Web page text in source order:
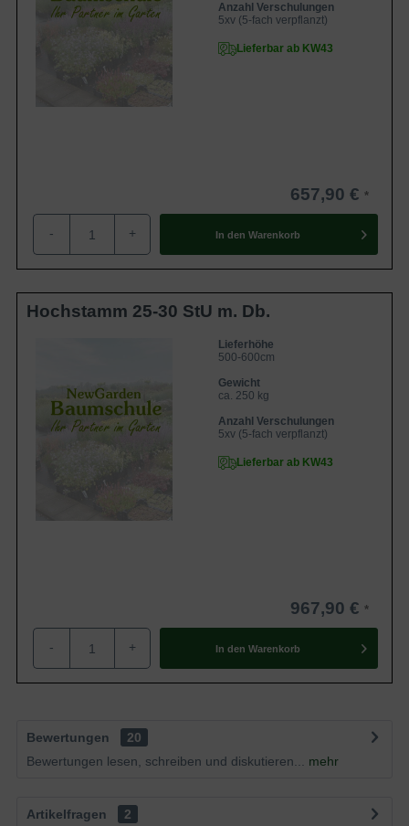
Anzahl Verschulungen
5xv (5-fach verpflanzt)
Lieferbar ab KW43
657,90 €
- + In den Warenkorb
Hochstamm 25-30 StU m. Db.
Lieferhöhe
500-600cm
Gewicht
ca. 250 kg
Anzahl Verschulungen
5xv (5-fach verpflanzt)
Lieferbar ab KW43
967,90 €
- + In den Warenkorb
Bewertungen
20
Bewertungen lesen, schreiben und diskutieren...
mehr
Artikelfragen
2